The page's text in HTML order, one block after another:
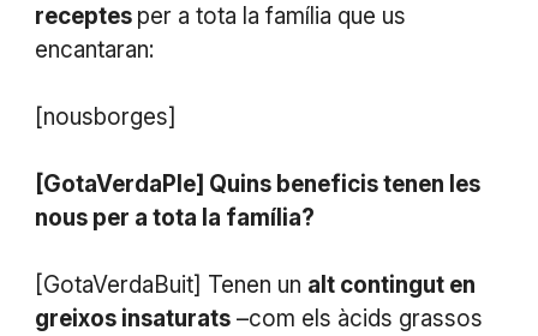
receptes per a tota la família que us
encantaran:
[nousborges]
[GotaVerdaPle] Quins beneficis tenen les
nous per a tota la família?
[GotaVerdaBuit] Tenen un alt contingut en
greixos insaturats–com els àcids grassos